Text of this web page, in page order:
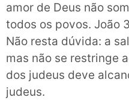
amor de Deus não
todos os povos. João
Não resta dúvida: a
mas não se restringe
dos judeus deve
judeus.